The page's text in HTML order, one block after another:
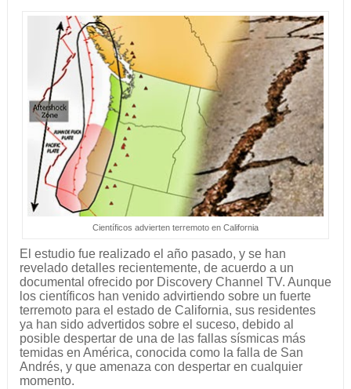
Científicos advierten terremoto en California
El estudio fue realizado el año pasado, y se han
revelado detalles recientemente, de acuerdo a un
documental ofrecido por Discovery Channel TV. Aunque
los científicos han venido advirtiendo sobre un fuerte
terremoto para el estado de California, sus residentes
ya han sido advertidos sobre el suceso, debido al
posible despertar de una de las fallas sísmicas más
temidas en América, conocida como la falla de San
Andrés, y que amenaza con despertar en cualquier
momento.